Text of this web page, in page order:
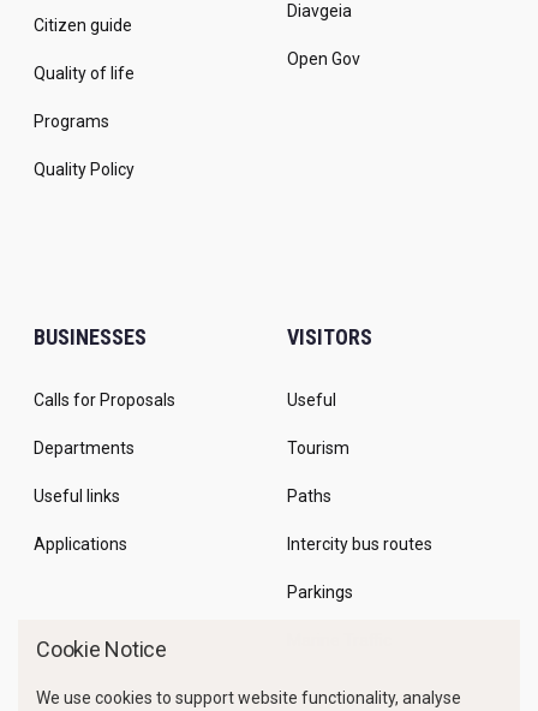
Citizen guide
Quality of life
Programs
Quality Policy
Diavgeia
Open Gov
BUSINESSES
Calls for Proposals
Departments
Useful links
Applications
VISITORS
Useful
Tourism
Paths
Intercity bus routes
Parkings
Cookie Notice
We use cookies to support website functionality, analyse